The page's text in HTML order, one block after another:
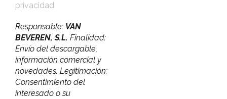
privacidad
Responsable: VAN
BEVEREN, S.L. Finalidad:
Envío del descargable,
información comercial y
novedades. Legitimación:
Consentimiento del
interesado o su